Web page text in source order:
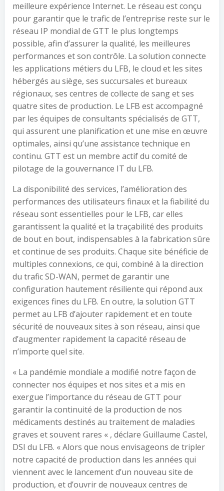
meilleure expérience Internet. Le réseau est conçu
pour garantir que le trafic de l’entreprise reste sur le
réseau IP mondial de GTT le plus longtemps
possible, afin d’assurer la qualité, les meilleures
performances et son contrôle. La solution connecte
les applications métiers du LFB, le cloud et les sites
hébergés au siège, ses succursales et bureaux
régionaux, ses centres de collecte de sang et ses
quatre sites de production. Le LFB est accompagné
par les équipes de consultants spécialisés de GTT,
qui assurent une planification et une mise en œuvre
optimales, ainsi qu’une assistance technique en
continu. GTT est un membre actif du comité de
pilotage de la gouvernance IT du LFB.
La disponibilité des services, l’amélioration des
performances des utilisateurs finaux et la fiabilité du
réseau sont essentielles pour le LFB, car elles
garantissent la qualité et la traçabilité des produits
de bout en bout, indispensables à la fabrication sûre
et continue de ses produits. Chaque site bénéficie de
multiples connexions, ce qui, combiné à la direction
du trafic SD-WAN, permet de garantir une
configuration hautement résiliente qui répond aux
exigences fines du LFB. En outre, la solution GTT
permet au LFB d’ajouter rapidement et en toute
sécurité de nouveaux sites à son réseau, ainsi que
d’augmenter rapidement la capacité réseau de
n’importe quel site.
« La pandémie mondiale a modifié notre façon de
connecter nos équipes et nos sites et a mis en
exergue l’importance du réseau de GTT pour
garantir la continuité de la production de nos
médicaments destinés au traitement de maladies
graves et souvent rares « , déclare Guillaume Castel,
DSI du LFB. « Alors que nous envisageons de tripler
notre capacité de production dans les années qui
viennent avec le lancement d’un nouveau site de
production, et d’ouvrir de nouveaux centres de